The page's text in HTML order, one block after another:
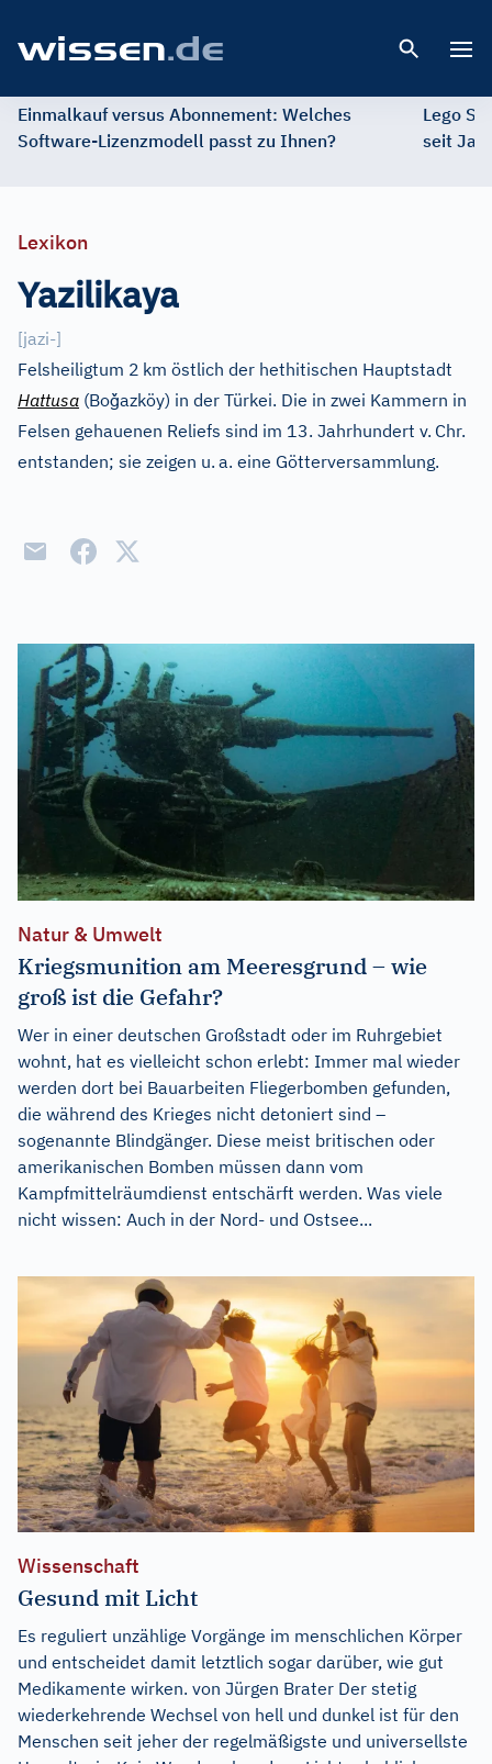
Einmalkauf versus Abonnement: Welches
Software-Lizenzmodell passt zu Ihnen?
Lego
seit
Lexikon
Yazilikaya
[jazi-]
Felsheiligtum 2 km östlich der hethitischen Hauptstadt
Hattusa (Boǧazköy) in der Türkei. Die in zwei Kammern in
Felsen gehauenen Reliefs sind im 13. Jahrhundert v. Chr.
entstanden; sie zeigen u. a. eine Götterversammlung.
Natur & Umwelt
Kriegsmunition am Meeresgrund – wie
groß ist die Gefahr?
Wer in einer deutschen Großstadt oder im Ruhrgebiet
wohnt, hat es vielleicht schon erlebt: Immer mal wieder
werden dort bei Bauarbeiten Fliegerbomben gefunden,
die während des Krieges nicht detoniert sind –
sogenannte Blindgänger. Diese meist britischen oder
amerikanischen Bomben müssen dann vom
Kampfmittelräumdienst entschärft werden. Was viele
nicht wissen: Auch in der Nord- und Ostsee...
Wissenschaft
Gesund mit Licht
Es reguliert unzählige Vorgänge im menschlichen Körper
und entscheidet damit letztlich sogar darüber, wie gut
Medikamente wirken. von Jürgen Brater Der stetig
wiederkehrende Wechsel von hell und dunkel ist für den
Menschen seit jeher der regelmäßigste und universellste